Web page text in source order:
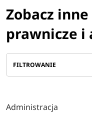
Zobacz
prawnicze i
FILTROWANIE
Administracja